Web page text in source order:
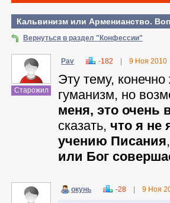
Кальвинизм или Арменианство.
Вернуться в раздел "Конфессии"
Старожил
Pav -182 9 Ноя 2010
Эту тему,
гуманизм, но
меня, это очень
сказать, что я не
учению Писания
или Бог
окунь -28 9 Ноя